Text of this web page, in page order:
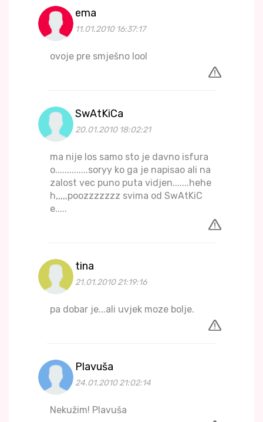
ema
11.01.2010 16:37:17
ovoje pre smješno lool
SwAtKiCa
20.01.2010 18:02:21
ma nije los samo sto je davno isfura
o..............soryy ko ga je napisao ali na
zalost vec puno puta vidjen.......hehe
h,,,,,poozzzzzzz svima od SwAtKiC
e.....
tina
21.01.2010 21:19:16
pa dobar je...ali uvjek moze bolje.
Plavuša
24.01.2010 21:02:14
Nekužim! Plavuša